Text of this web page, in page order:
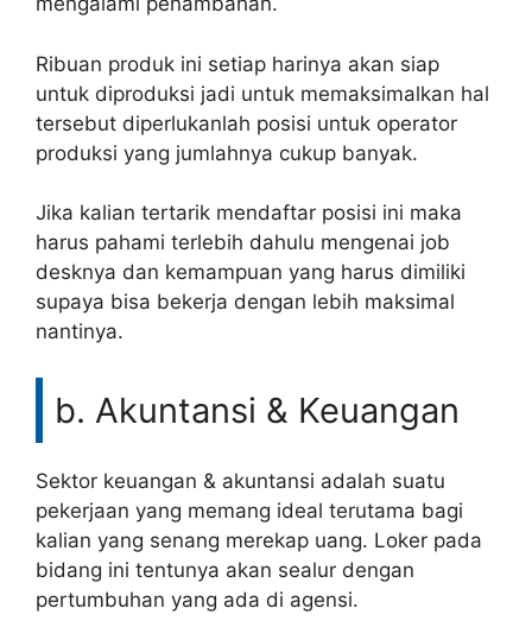
Ribuan produk ini setiap harinya akan siap
untuk diproduksi jadi untuk memaksimalkan hal
tersebut diperlukanlah posisi untuk operator
produksi yang jumlahnya cukup banyak.
Jika kalian tertarik mendaftar posisi ini maka
harus pahami terlebih dahulu mengenai job
desknya dan kemampuan yang harus dimiliki
supaya bisa bekerja dengan lebih maksimal
nantinya.
b. Akuntansi & Keuangan
Sektor keuangan & akuntansi adalah suatu
pekerjaan yang memang ideal terutama bagi
kalian yang senang merekap uang. Loker pada
bidang ini tentunya akan sealur dengan
pertumbuhan yang ada di agensi.